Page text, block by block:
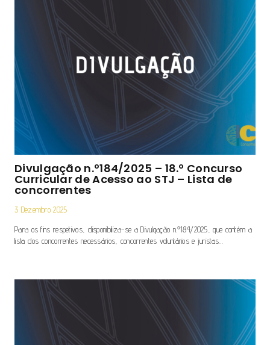
Divulgação n.º184/2025 – 18.º Concurso
Curricular de Acesso ao STJ – Lista de
concorrentes
3 Dezembro 2025
Para os fins respetivos, disponibiliza-se a Divulgação n.º184/2025, que contém a
lista dos concorrentes necessários, concorrentes voluntários e juristas…